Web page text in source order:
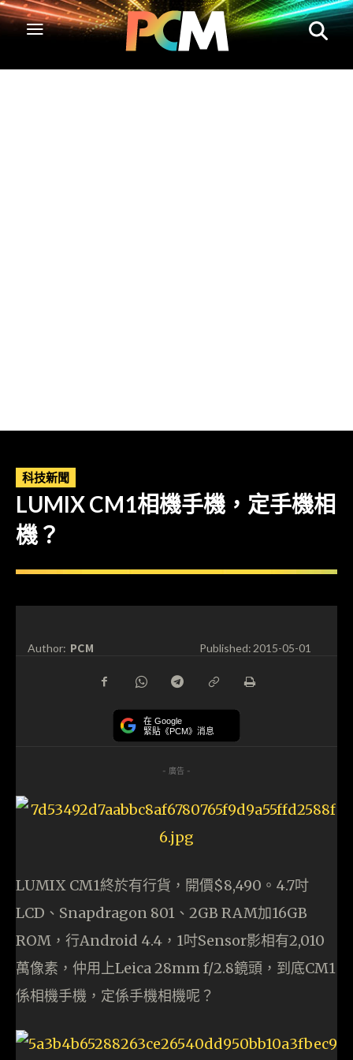
科技新聞
LUMIX CM1相機手機，定手機相
機？
Author: PCM Published:2015-05-01
在 Google
緊貼《PCM》消息
- 廣告 -
LUMIX CM1終於有行貨，開價$8,490。4.7吋
LCD、Snapdragon 801、2GB RAM加16GB
ROM，行Android 4.4，1吋Sensor影相有2,010
萬像素，仲用上Leica 28mm f/2.8鏡頭，到底CM1
係相機手機，定係手機相機呢？